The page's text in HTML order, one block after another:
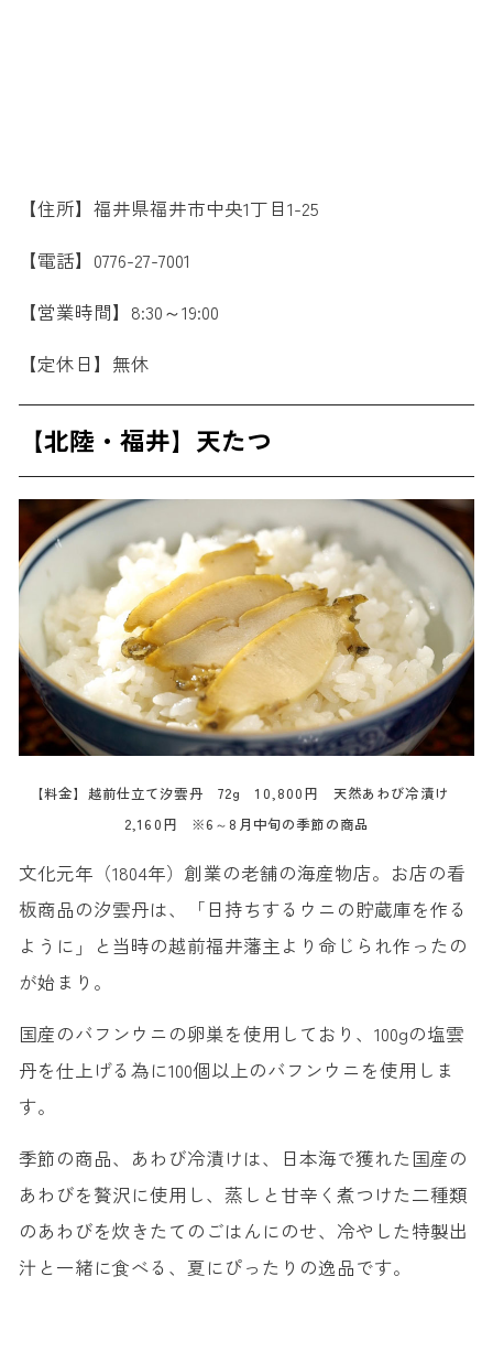
【住所】福井県福井市中央1丁目1-25
【電話】0776-27-7001
【営業時間】8:30～19:00
【定休日】無休
【北陸・福井】天たつ
【料金】越前仕立て汐雲丹 72g 10,800円 天然あわび冷漬け
2,160円 ※6～8月中旬の季節の商品
文化元年（1804年）創業の老舗の海産物店。お店の看
板商品の汐雲丹は、「日持ちするウニの貯蔵庫を作る
ように」と当時の越前福井藩主より命じられ作ったの
が始まり。
国産のバフンウニの卵巣を使用しており、100gの塩雲
丹を仕上げる為に100個以上のバフンウニを使用しま
す。
季節の商品、あわび冷漬けは、日本海で獲れた国産の
あわびを贅沢に使用し、蒸しと甘辛く煮つけた二種類
のあわびを炊きたてのごはんにのせ、冷やした特製出
汁と一緒に食べる、夏にぴったりの逸品です。